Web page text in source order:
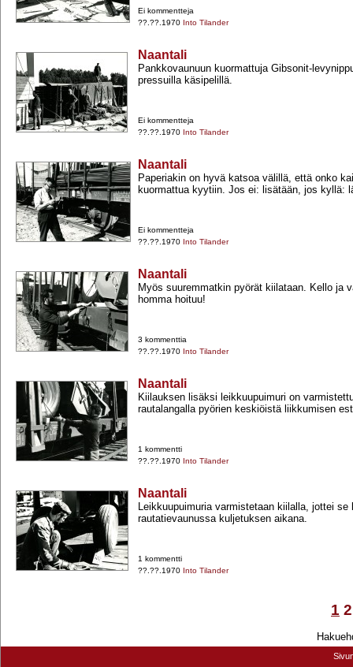
Ei kommentteja
??.??.1970 Into Tilander
Naantali
Pankkovaunuun kuormattuja Gibsonit-​
pressuilla käsipelillä.
Ei kommentteja
??.??.1970 Into Tilander
Naantali
Paperiakin on hyvä katsoa välillä, että onko
kuormattua kyytiin. Jos ei: lisätään, jos kyllä:
Ei kommentteja
??.??.1970 Into Tilander
Naantali
Myös suuremmatkin pyörät kiilataan. Kello ja
homma hoituu!
3 kommenttia
??.??.1970 Into Tilander
Naantali
Kiilauksen lisäksi leikkuupuimuri on
rautalangalla pyörien keskiöistä liikkumisen
1 kommentti
??.??.1970 Into Tilander
Naantali
Leikkuupuimuria varmistetaan kiilalla, jottei se
rautatievaunussa kuljetuksen aikana.
1 kommentti
??.??.1970 Into Tilander
1 2